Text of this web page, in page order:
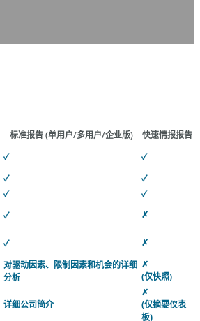
标准报告(单用户/多用户/企业版)
快速情报报告
✓
✓
✓
✓
✓
✓
✓
✗
✓ ✗
对驱动因素、限制因素和机会的详细
分析
✗
(仅快照)
详细公司简介
✗
(仅摘要仪表
板)